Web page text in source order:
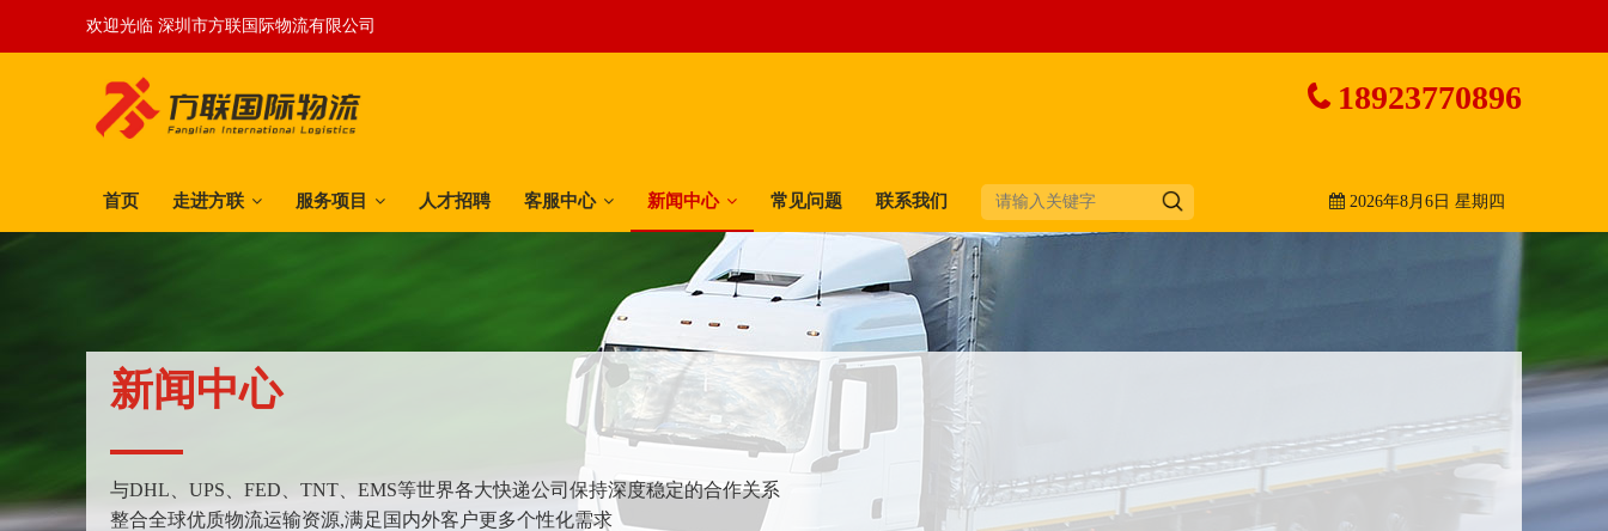
欢迎光临 深圳市方联国际物流有限公司
18923770896
首页 走进方联 服务项目 人才招聘 客服中心 新闻中心 常见问题 联系我们 2026年8月6日 星期四
新闻中心
与DHL、UPS、FED、TNT、EMS等世界各大快递公司保持深度稳定的合作关系
整合全球优质物流运输资源,满足国内外客户更多个性化需求